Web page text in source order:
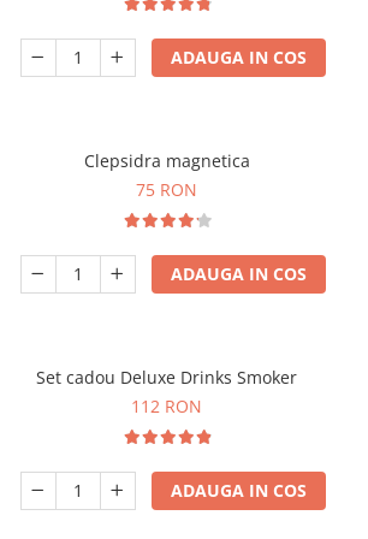
ADAUGA IN COS
Clepsidra magnetica
75 RON
ADAUGA IN COS
Set cadou Deluxe Drinks Smoker
112 RON
ADAUGA IN COS